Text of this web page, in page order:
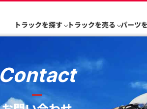
トラックを探す トラックを売る パーツ
Contact